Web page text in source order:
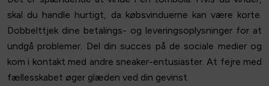
skal du handle hurtigt, da købsvinduerne kan være korte.
Dobbelttjek dine betalings- og leveringsoplysninger for at
undgå problemer. Del din succes på de sociale medier og
kom i kontakt med andre sneaker-entusiaster. At fejre med
fællesskabet øger glæden ved din gevinst.